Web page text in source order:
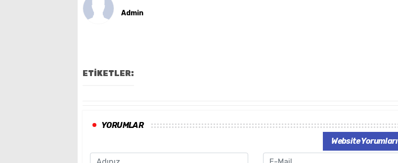
Admin
ETİKETLER:
YORUMLAR
Website Yorumları
Name
Email